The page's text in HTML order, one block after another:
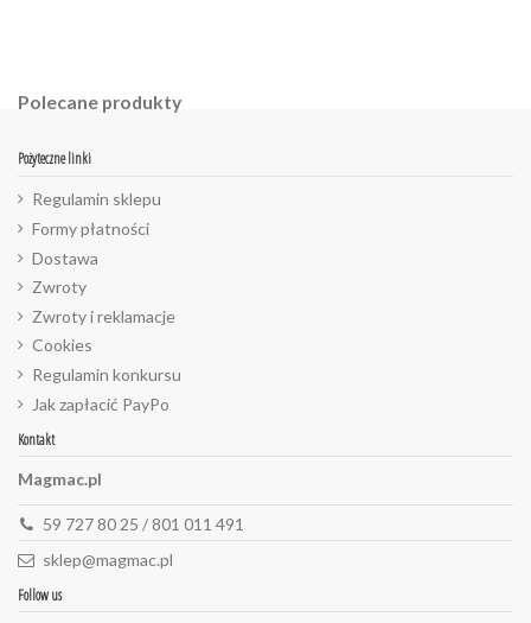
Polecane produkty
Pożyteczne linki
Regulamin sklepu
Formy płatności
Dostawa
Zwroty
Zwroty i reklamacje
Cookies
Regulamin konkursu
Jak zapłacić PayPo
Kontakt
Magmac.pl
59 727 80 25 / 801 011 491
sklep@magmac.pl
Follow us